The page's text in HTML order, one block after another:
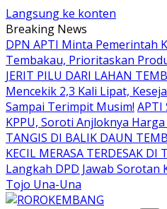
Langsung ke konten
Breaking News
DPN APTI Minta Pemerintah
Tembakau, Prioritaskan
JERIT PILU DARI LAHAN
Mencekik 2,3 Kali Lipat,
Sampai Terimpit Musim! APTI
KPPU, Soroti Anjloknya
TANGIS DI BALIK DAUN
KECIL MERASA TERDESAK DI
Langkah DPD Jawab Sorotan
Tojo Una-Una